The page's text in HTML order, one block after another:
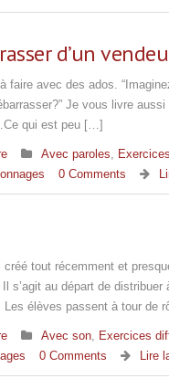
d’un
faire avec des ados.
Je vous livre
qui est peu […]
Avec paroles,
0 Comments
créé tout récemment et
s’agit au départ de
Les élèves passent à tour de
Avec son, Exercices
0 Comments Lire